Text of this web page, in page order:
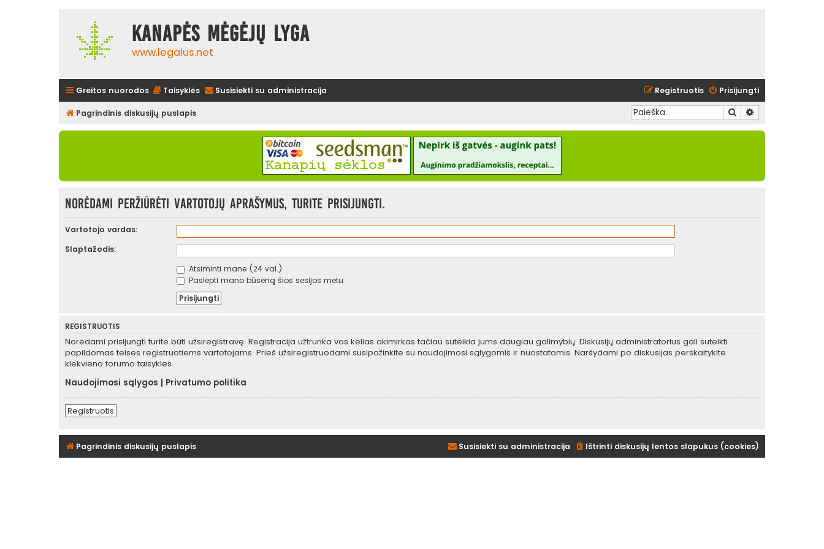
Kanapės mėgėjų lyga
www.legalus.net
Greitos nuorodos Taisyklės Susisiekti su administracija Prisijungti
Registruotis
Pagrindinis diskusijų puslapis Ieškoti
Norėdami peržiūrėti vartotojų aprašymus, turite prisijungti.
Vartotojo vardas:
Slaptažodis:
Atsiminti mane (24 val.)
Paslėpti mano būseną šios sesijos metu
REGISTRUOTIS
Norėdami prisijungti turite būti užsiregistravę. Registracija užtrunka vos kelias akimirkas tačiau suteikia jums daugiau galimybių. Diskusijų administratorius gali suteikti
papildomas teises registruotiems vartotojams. Prieš užsiregistruodami susipažinkite su naudojimosi sąlygomis ir nuostatomis. Naršydami po diskusijas perskaitykite
kiekvieno forumo taisykles.
Naudojimosi sąlygos
Privatumo politika
Registruotis
Pagrindinis diskusijų puslapis Ištrinti diskusijų lentos slapukus (cookies)
Susisiekti su administracija